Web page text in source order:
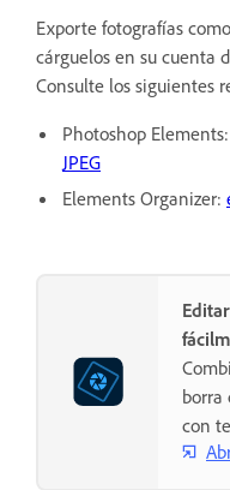
Exporte fotografías
cárguelos en su cuenta
Consulte los siguientes
Photoshop Elements:
JPEG
Elements Organizer:
borra
con